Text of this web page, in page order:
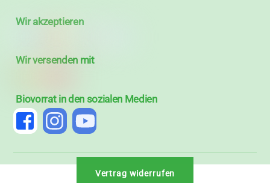
Wir akzeptieren
Wir versenden mit
Biovorrat in den sozialen Medien
Vertrag widerrufen